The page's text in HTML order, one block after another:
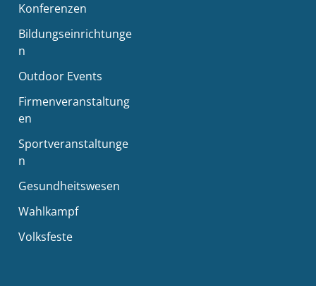
Konferenzen
Bildungseinrichtunge
n
Outdoor Events
Firmenveranstaltung
en
Sportveranstaltunge
n
Gesundheitswesen
Wahlkampf
Volksfeste